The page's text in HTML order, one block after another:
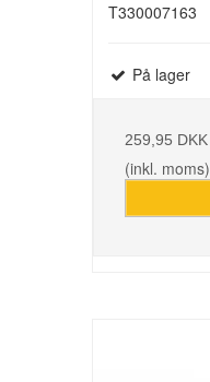
T330007163
På lager
259,95 DKK
(inkl. moms)